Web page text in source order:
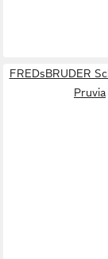
FREDsBRUDER
Pruvia